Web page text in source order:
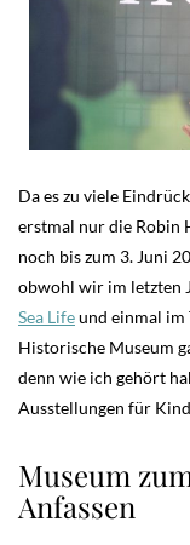
Da es zu viele
erstmal nur die Robin
noch bis zum 3. Juni
obwohl wir im letzten
Sea Lifeund einmal im
Historische Museum
denn wie ich gehört
Ausstellungen für
Museum
Anfassen